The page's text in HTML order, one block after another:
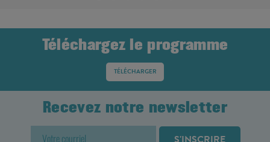
Téléchargez le programme
TÉLÉCHARGER
Recevez notre newsletter